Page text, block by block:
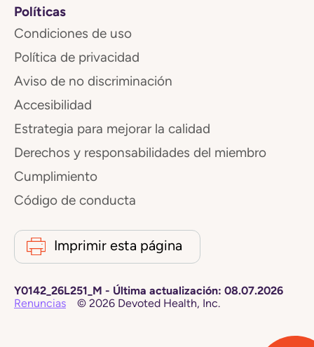
Políticas
Condiciones de uso
Política de privacidad
Aviso de no discriminación
Accesibilidad
Estrategia para mejorar la calidad
Derechos y responsabilidades del miembro
Cumplimiento
Código de conducta
Imprimir esta página
Y0142_26L251_M - Última actualización: 08.07.2026
Renuncias
© 2026 Devoted Health, Inc.